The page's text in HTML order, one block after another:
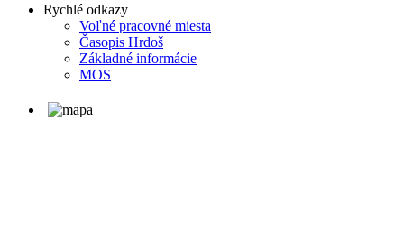
Rychlé odkazy
Voľné pracovné miesta
Časopis Hrdoš
Základné informácie
MOS